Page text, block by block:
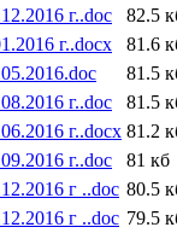
г..doc
82.5
г..docx
81.6
81.5
г..doc
81.5
г..docx 81.2
г..doc
81 кб
г ..doc 80.5
г ..doc 79.5